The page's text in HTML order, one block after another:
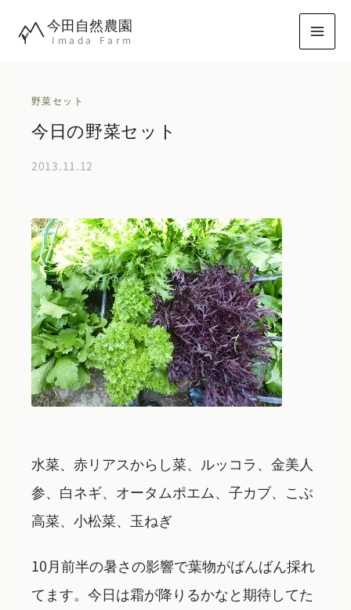
今田自然農園
Imada Farm
野菜セット
今日の野菜セット
2013.11.12
水菜、赤リアスからし菜、ルッコラ、金美人
参、白ネギ、オータムポエム、子カブ、こぶ
高菜、小松菜、玉ねぎ
10月前半の暑さの影響で葉物がばんばん採れ
てます。今日は霜が降りるかなと期待してた